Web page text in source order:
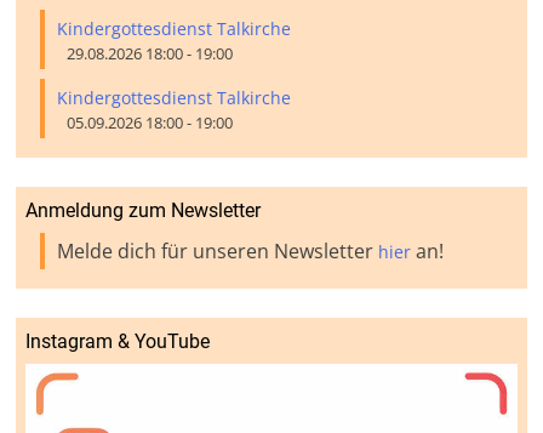
Kindergottesdienst Talkirche
29.08.2026 18:00 - 19:00
Kindergottesdienst Talkirche
05.09.2026 18:00 - 19:00
Anmeldung zum Newsletter
Melde dich für unseren Newsletter hier an!
Instagram & YouTube